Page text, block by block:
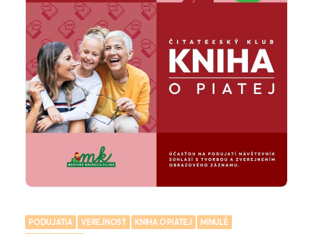
PODUJATIA VEREJNOSŤ KNIHA O PIATEJ
MINULÉ